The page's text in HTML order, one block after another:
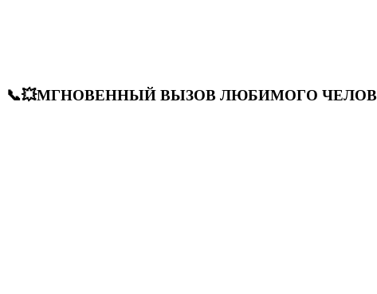
📞💥МГНОВЕННЫЙ ВЫЗОВ ЛЮБИМОГО ЧЕЛОВЕКА!